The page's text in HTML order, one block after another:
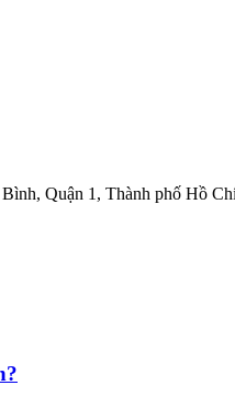
Quận 1, Thành phố Hồ